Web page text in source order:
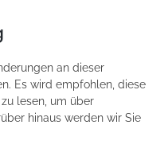
an dieser
Es wird empfohlen, diese
lesen, um über
hinaus werden wir Sie